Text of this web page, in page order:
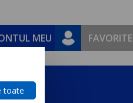
MEU FAVORITE
toate